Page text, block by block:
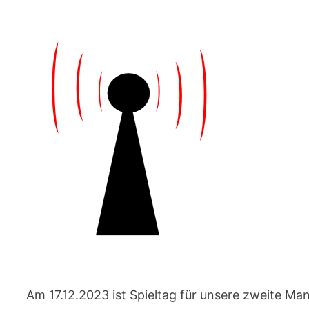
Am 17.12.2023 ist Spieltag für unsere zweite